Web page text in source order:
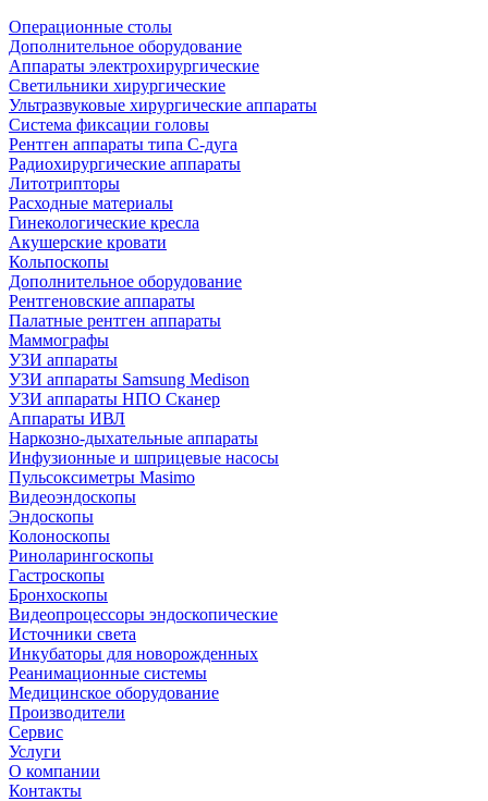
Операционные столы
Дополнительное оборудование
Аппараты электрохирургические
Светильники хирургические
Ультразвуковые хирургические аппараты
Система фиксации головы
Рентген аппараты типа С-дуга
Радиохирургические аппараты
Литотрипторы
Расходные материалы
Гинекологические кресла
Акушерские кровати
Кольпоскопы
Дополнительное оборудование
Рентгеновские аппараты
Палатные рентген аппараты
Маммографы
УЗИ аппараты
УЗИ аппараты Samsung Medison
УЗИ аппараты НПО Сканер
Аппараты ИВЛ
Наркозно-дыхательные аппараты
Инфузионные и шприцевые насосы
Пульсоксиметры Masimo
Видеоэндоскопы
Эндоскопы
Колоноскопы
Риноларингоскопы
Гастроскопы
Бронхоскопы
Видеопроцессоры эндоскопические
Источники света
Инкубаторы для новорожденных
Реанимационные системы
Медицинское оборудование
Производители
Сервис
Услуги
О компании
Контакты